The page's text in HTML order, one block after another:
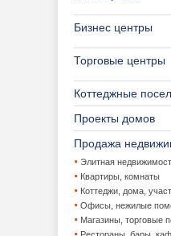
Бизнес центры
Торговые центры
Коттеджные
Проекты домов
Продажа
Элитная
Квартиры, комнаты
Коттеджи, дома,
Офисы, нежилые
Магазины, торговые